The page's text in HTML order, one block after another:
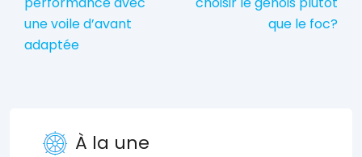
une voile d’avant
adaptée
que le foc?
À la une